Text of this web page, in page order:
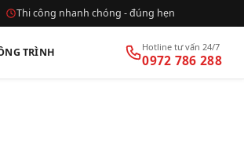
Thi công nhanh chóng - đúng hẹn
TRÌNH Hotline tư vấn 24/7
0972 786 288